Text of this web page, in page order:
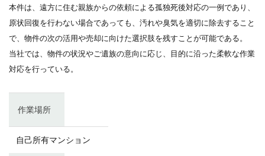
本件は、遠方に住む親族からの依頼による孤独死後対応の一例であり、
原状回復を行わない場合であっても、汚れや臭気を適切に除去すること
で、物件の次の活用や売却に向けた選択肢を残すことが可能である。
当社では、物件の状況やご遺族の意向に応じ、目的に沿った柔軟な作業
対応を行っている。
作業場所
自己所有マンション